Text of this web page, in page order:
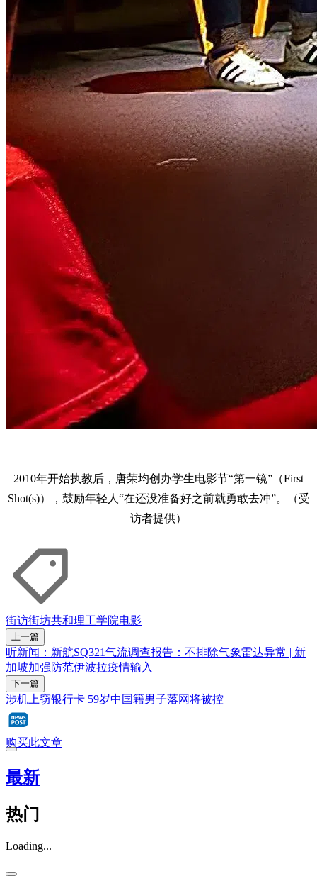
2010年开始执教后，唐荣均创办学生电影节“第一镜”（First
Shot(s)），鼓励年轻人“在还没准备好之前就勇敢去冲”。（受
访者提供）
街访街坊共和理工学院电影
上一篇
听新闻：新航SQ321气流调查报告：不排除气象雷达异常 | 新
加坡加强防范伊波拉疫情输入
下一篇
涉机上窃银行卡 59岁中国籍男子落网将被控
购买此文章
最新
热门
Loading...